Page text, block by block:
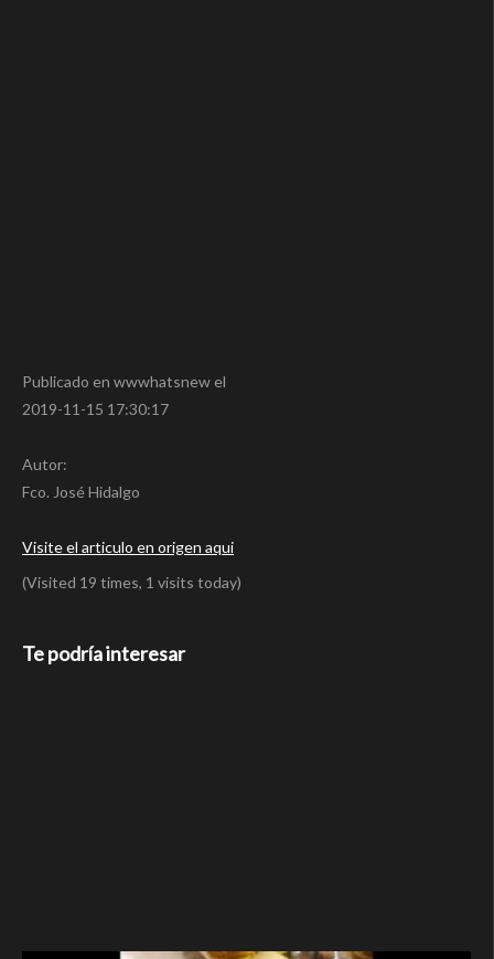
Publicado en wwwhatsnew el
2019-11-15 17:30:17
Autor:
Fco. José Hidalgo
Visite el articulo en origen aqui
(Visited 19 times, 1 visits today)
Te podría interesar